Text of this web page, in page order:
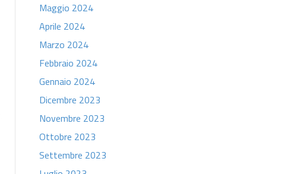
Maggio 2024
Aprile 2024
Marzo 2024
Febbraio 2024
Gennaio 2024
Dicembre 2023
Novembre 2023
Ottobre 2023
Settembre 2023